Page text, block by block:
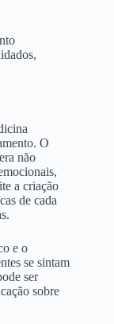
O
não
a criação
de cada
e o
se sintam
ser
sobre